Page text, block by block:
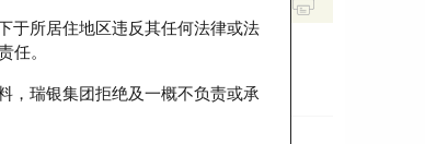
于所居住地区违反其任何法律或法
任。
，瑞银集团拒绝及一概不负责或承